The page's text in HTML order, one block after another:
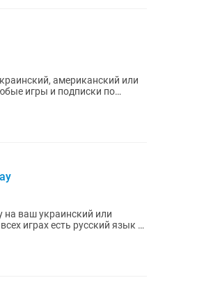
американский или
на ваш украинский или